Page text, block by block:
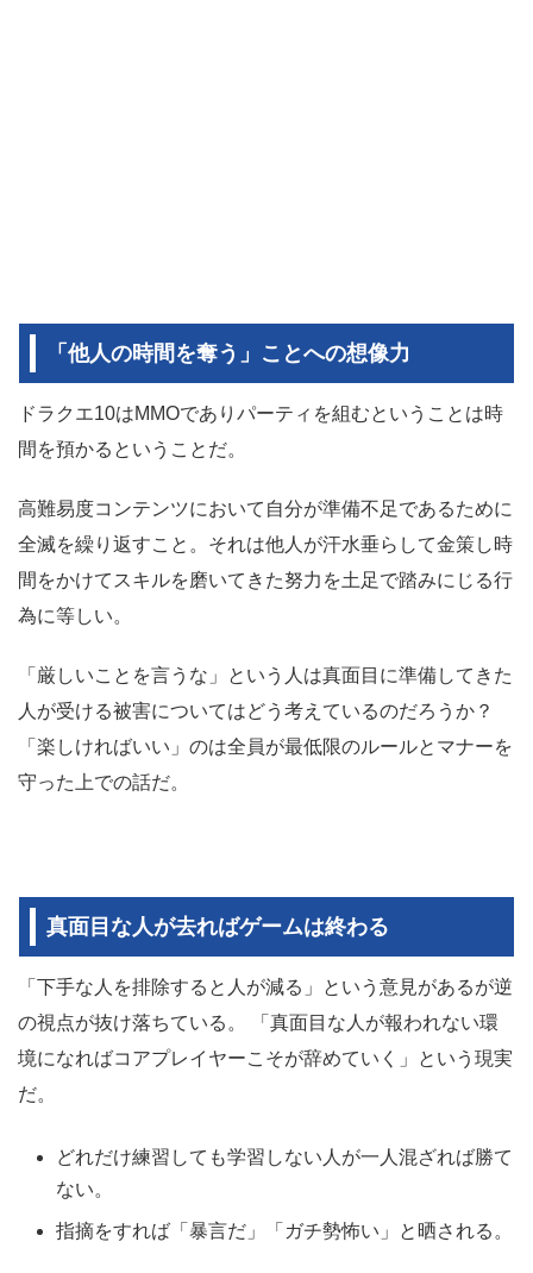
「他人の時間を奪う」ことへの想像力
ドラクエ10はMMOでありパーティを組むということは時
間を預かるということだ。
高難易度コンテンツにおいて自分が準備不足であるために
全滅を繰り返すこと。それは他人が汗水垂らして金策し時
間をかけてスキルを磨いてきた努力を土足で踏みにじる行
為に等しい。
「厳しいことを言うな」という人は真面目に準備してきた
人が受ける被害についてはどう考えているのだろうか？
「楽しければいい」のは全員が最低限のルールとマナーを
守った上での話だ。
真面目な人が去ればゲームは終わる
「下手な人を排除すると人が減る」という意見があるが逆
の視点が抜け落ちている。 「真面目な人が報われない環
境になればコアプレイヤーこそが辞めていく」という現実
だ。
どれだけ練習しても学習しない人が一人混ざれば勝て
ない。
指摘をすれば「暴言だ」「ガチ勢怖い」と晒される。